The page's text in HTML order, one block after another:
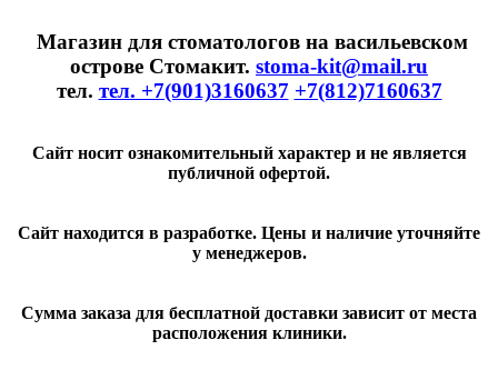
Магазин для стоматологов на васильевском
острове Стомакит. stoma-kit@mail.ru
тел. тел. +7(901)3160637 +7(812)7160637
Сайт носит ознакомительный характер и не является
публичной офертой.
Сайт находится в разработке. Цены и наличие уточняйте
у менеджеров.
Сумма заказа для бесплатной доставки зависит от места
расположения клиники.